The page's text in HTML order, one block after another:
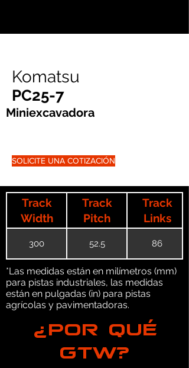
Komatsu
PC25-7
Miniexcavadora
SOLICITE UNA COTIZACIÓN
Track
Width
Track
Pitch
Track
Links
300 52.5 86
*Las medidas están en milímetros (mm)
para pistas industriales, las medidas
están en pulgadas (in) para pistas
agrícolas y pavimentadoras.
¿POR QUÉ
GTW?